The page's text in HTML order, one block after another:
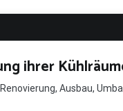
ihrer
Ausbau,